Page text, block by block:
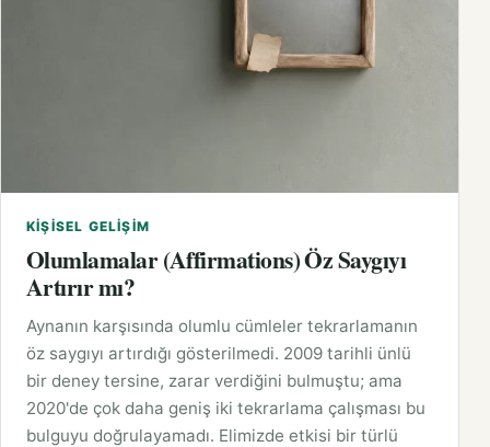
KIŞISEL GELIŞIM
Olumlamalar (Affirmations) Öz Saygıyı
Artırır mı?
Aynanın karşısında olumlu cümleler tekrarlamanın
öz saygıyı artırdığı gösterilmedi. 2009 tarihli ünlü
bir deney tersine, zarar verdiğini bulmuştu; ama
2020'de çok daha geniş iki tekrarlama çalışması bu
bulguyu doğrulayamadı. Elimizde etkisi bir türlü